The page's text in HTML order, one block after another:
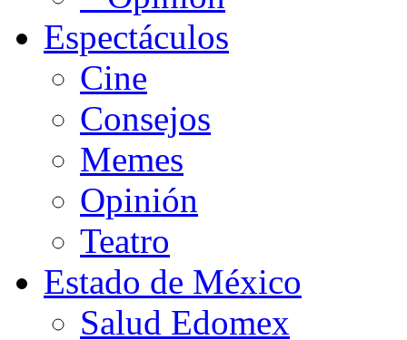
Espectáculos
Cine
Consejos
Memes
Opinión
Teatro
Estado de México
Salud Edomex